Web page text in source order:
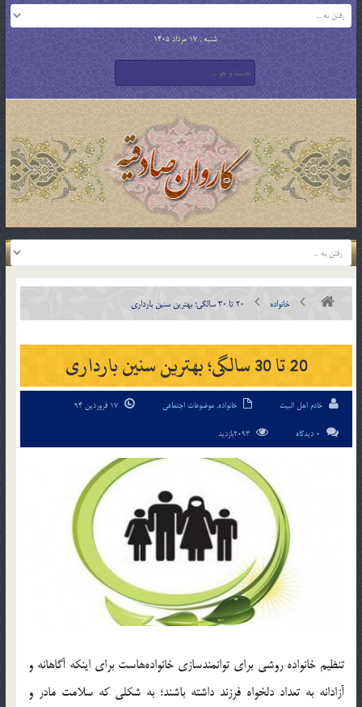
شنبه , 17 مرداد 1405
خانواده 20 تا 30 سالگی؛ بهترين سنين بارداری
20 تا 30 سالگی؛ بهترين سنين بارداری
خادم اهل البیت خانواده, موضوعات اجتماعی
0 دیدگاه
تنظيم خانواده روشي براي توانمندسازي خانواده‌هاست براي اينکه آگاهانه و
آزادانه به تعداد دلخواه فرزند داشته باشند؛ به شکلي که سلامت مادر و